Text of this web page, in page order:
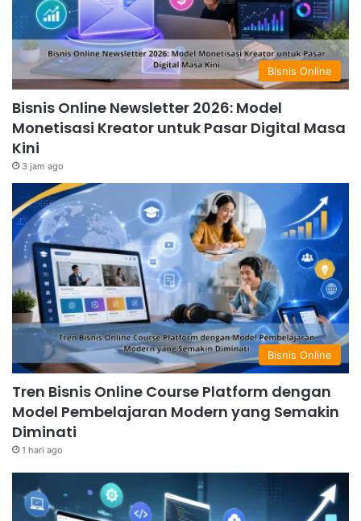
Bisnis Online
Bisnis Online Newsletter 2026: Model
Monetisasi Kreator untuk Pasar Digital Masa
Kini
3 jam ago
Bisnis Online
Tren Bisnis Online Course Platform dengan
Model Pembelajaran Modern yang Semakin
Diminati
1 hari ago